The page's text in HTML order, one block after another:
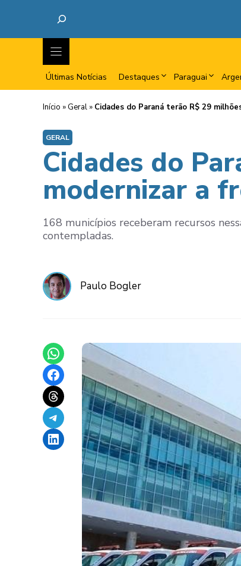
Últimas Notícias Destaques Paraguai
Início » Geral » Cidades do Paraná terão R$ 29
GERAL
Cidades do
modernizar a
168 municípios receberam recursos
contempladas.
Paulo Bogler
Share on WhatsApp
Share on Facebook
Share on Threads
Share on Telegram
Share on LinkedIn